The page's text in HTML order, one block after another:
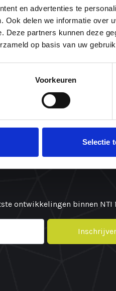
en advertenties te
Ook delen we informatie over
Deze partners kunnen deze
op basis van uw
Voorkeuren
Selectie
steken
de
is
zij is.
Wat is een NLP
@WORK
Missie & visie
ontwikkelingen binnen NTI